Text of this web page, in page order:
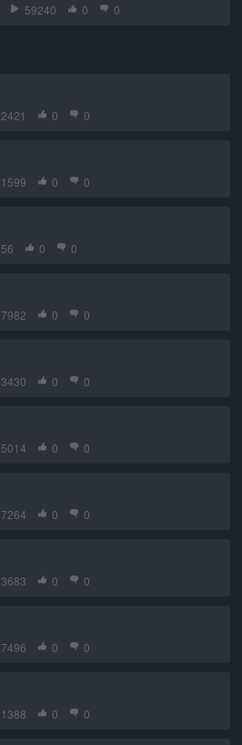
59240 0 0
2421 0 0
1599 0 0
56 0 0
7982 0 0
3430 0 0
5014 0 0
7264 0 0
3683 0 0
7496 0 0
1388 0 0